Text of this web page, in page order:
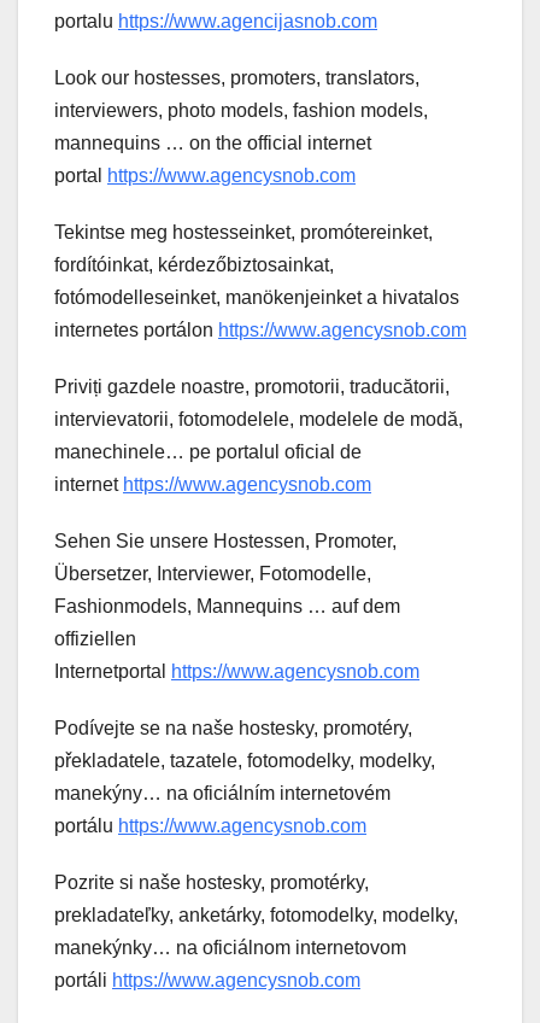
portalu https://www.agencijasnob.com
Look our hostesses, promoters, translators,
interviewers, photo models, fashion models,
mannequins … on the official internet
portal
https://www.agencysnob.com
Tekintse meg hostesseinket, promótereinket,
fordítóinkat, kérdezőbiztosainkat,
fotómodelleseinket, manökenjeinket a hivatalos
internetes portálon https://www.agencysnob.com
Priviți gazdele noastre, promotorii, traducătorii,
intervievatorii, fotomodelele, modelele de modă,
manechinele… pe portalul oficial de
internet https://www.agencysnob.com
Sehen Sie unsere Hostessen, Promoter,
Übersetzer, Interviewer, Fotomodelle,
Fashionmodels, Mannequins … auf dem
offiziellen
Internetportal
https://www.agencysnob.com
Podívejte se na naše hostesky, promotéry,
překladatele, tazatele, fotomodelky, modelky,
manekýny… na oficiálním internetovém
portálu https://www.agencysnob.com
Pozrite si naše hostesky, promotérky,
prekladateľky, anketárky, fotomodelky, modelky,
manekýnky… na oficiálnom internetovom
portáli https://www.agencysnob.com